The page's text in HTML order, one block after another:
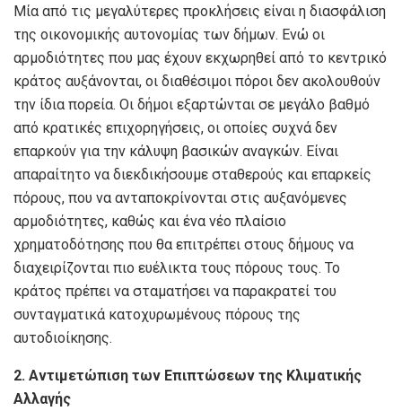
Μία από τις μεγαλύτερες προκλήσεις είναι η διασφάλιση
της οικονομικής αυτονομίας των δήμων. Ενώ οι
αρμοδιότητες που μας έχουν εκχωρηθεί από το κεντρικό
κράτος αυξάνονται, οι διαθέσιμοι πόροι δεν ακολουθούν
την ίδια πορεία. Οι δήμοι εξαρτώνται σε μεγάλο βαθμό
από κρατικές επιχορηγήσεις, οι οποίες συχνά δεν
επαρκούν για την κάλυψη βασικών αναγκών. Είναι
απαραίτητο να διεκδικήσουμε σταθερούς και επαρκείς
πόρους, που να ανταποκρίνονται στις αυξανόμενες
αρμοδιότητες, καθώς και ένα νέο πλαίσιο
χρηματοδότησης που θα επιτρέπει στους δήμους να
διαχειρίζονται πιο ευέλικτα τους πόρους τους. Το
κράτος πρέπει να σταματήσει να παρακρατεί του
συνταγματικά κατοχυρωμένους πόρους της
αυτοδιοίκησης.
2. Αντιμετώπιση των Επιπτώσεων της Κλιματικής
Αλλαγής